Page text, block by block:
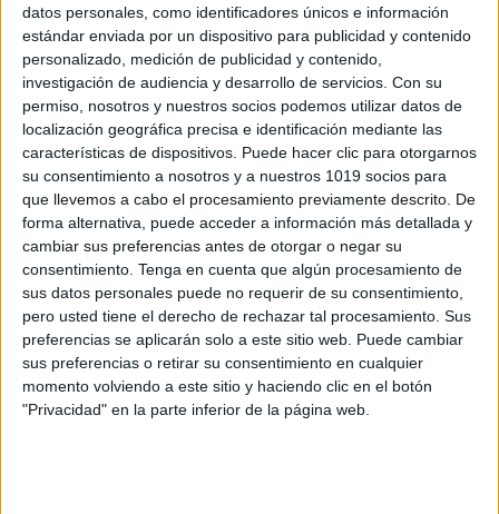
datos personales, como identificadores únicos e información
estándar enviada por un dispositivo para publicidad y contenido
personalizado, medición de publicidad y contenido,
investigación de audiencia y desarrollo de servicios. Con su
permiso, nosotros y nuestros socios podemos utilizar datos de
localización geográfica precisa e identificación mediante las
características de dispositivos. Puede hacer clic para otorgarnos
su consentimiento a nosotros y a nuestros 1019 socios para
que llevemos a cabo el procesamiento previamente descrito. De
forma alternativa, puede acceder a información más detallada y
cambiar sus preferencias antes de otorgar o negar su
consentimiento. Tenga en cuenta que algún procesamiento de
sus datos personales puede no requerir de su consentimiento,
pero usted tiene el derecho de rechazar tal procesamiento. Sus
preferencias se aplicarán solo a este sitio web. Puede cambiar
sus preferencias o retirar su consentimiento en cualquier
momento volviendo a este sitio y haciendo clic en el botón
"Privacidad" en la parte inferior de la página web.
Espacios para reflexionar sobrequé puedo
hacerpara sentirme mejor.
Propuestas de estrategias: anticipar rutinas,
hablar de cómo me siento, pensar en
actividades divertidas, entrenar el primer día
en casa, etc.
Material claro y visual, adaptado a Infantil y
primeros cursos de Primaria.
Cómo utilizar este material